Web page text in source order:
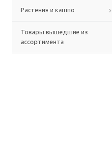
Растения и кашпо
Товары вышедшие из
ассортимента